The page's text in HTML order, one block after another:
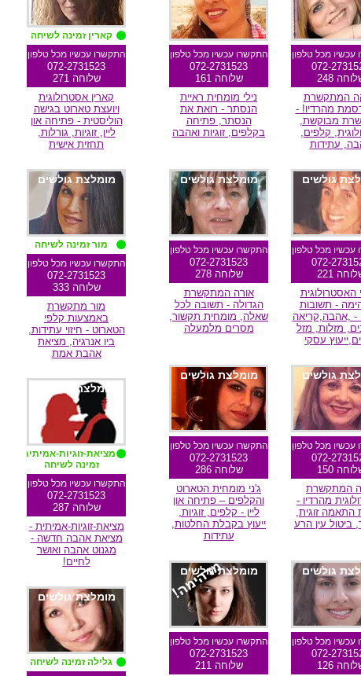
עכשיו מכל טלפון
072-
248
המתקשרת
מהרדיו! -
מבוקשת,
קלפים,
עתידות
התקשרו עכשיו מכל טלפון
072-2731523
שלוחה 161
נילי מומחית ראיית
הנסתר - רואת את
הנסתר, פתיחה
בקלפים, זוגיות ואהבה
גולשים
עכשיו מכל טלפון
072-
221
האסטרולוגית
- תשובות
- ,אהבה,קריאה
מזלות, מזל
עסקי
מומלצת גולשים
התקשרו עכשיו מכל טלפון
072-2731523
שלוחה 278
אורה המתקשרת
הגדולה - תשובה לכל
שאלה, מומחית תקשור,
מסרים מלמעלה
גולשים
עכשיו מכל טלפון
072-
150
המתקשרת
מהרדיו -
התאמה זוגית,
ביטול עין הרע
מומלצת גולשים
התקשרו עכשיו מכל טלפון
072-2731523
שלוחה 286
ג'ני מומחית הטארוט
והקלפים – פתיחה און
ליין - קלפים, זוגיות,
ייעוץ בקבלת החלטות,
עתידות
גולשים
עכשיו מכל טלפון
072-
126
מומלצת גולשים
התקשרו עכשיו מכל טלפון
072-2731523
שלוחה 211
קארין זמינה לשיחה
התקשרו עכשיו מכל טלפון
072-2731523
שלוחה 271
קארין אסטרולוגית
ויועצת טארוט בגישה
הוליסטית - פתיחה און
ליין, זוגיות, גורלות,
תחזית אישית
מומלצת גולשים
מור זמינה לשיחה
התקשרו עכשיו מכל טלפון
072-2731523
שלוחה 333
מור מתקשרת
באמצעות קלפי
הטארוט - חיזוי עתידות,
ביו אנרגיה, מציאת
אהבת אמת
מומלצת גולשים
מציאת-זוגיות-אמיתית
זמינה לשיחה
התקשרו עכשיו מכל טלפון
072-2731523
שלוחה 287
מציאת-זוגיות-אמיתית -
מציאת אהבה חדשה -
מגנוט אהבה ואושר
לחיים!
מומלצת גולשים
גלילה זמינה לשיחה